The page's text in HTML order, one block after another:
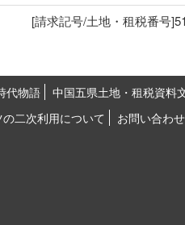
[請求記号/土地・租税番号
代物語
中国五県土地・租税資料
二次利用について
お問い合わせ